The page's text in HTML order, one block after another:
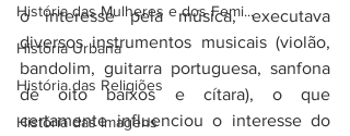
História das Mulheres e dos Femi...
História Urbana
História das Religiões
História das Imagens
o interesse pela música, executava
diversos instrumentos musicais (violão,
bandolim, guitarra portuguesa, sanfona
de oito baixos e cítara), o que
certamente influenciou o interesse do